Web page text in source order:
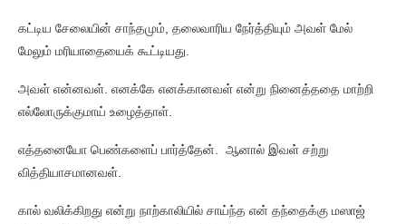
கட்டிய சேலையின் சாந்தமும், தலைவாரிய நேர்த்தியும் அவள் மேல்
மேலும் மரியாதையைக் கூட்டியது.
அவள் என்னவள். எனக்கே எனக்கானவள் என்று நினைத்ததை மாற்றி
எல்லோருக்குமாய் உழைத்தாள்.
எத்தனையோ பெண்களைப் பார்த்தேன். ஆனால் இவள் சற்று
வித்தியாசமானவள்.
கால் வலிக்கிறது என்று நாற்காலியில் சாய்ந்த என் தந்தைக்கு மஸாஜ்